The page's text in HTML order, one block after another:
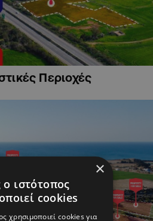
Περιοχές
×
ιστότοπος
cookies
χρησιμοποιεί cookies για